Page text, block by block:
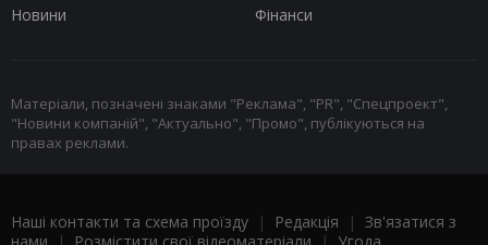
Новини
Фінанси
Матеріали, позначені знаками "Реклама", "PR", "Спецпроект",
"Новини компаній", "Актуально", "Промо", публікуються на
правах реклами.
Наші контакти та схема проїзду | Редакція | Зв'язатися з